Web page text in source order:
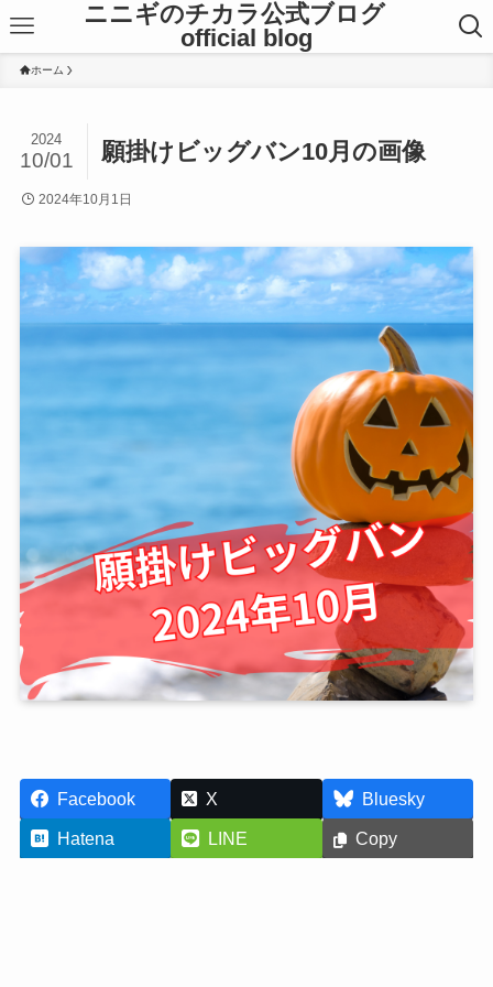
ニニギのチカラ公式ブログ
official blog
ホーム
願掛けビッグバン10月の画像
2024
10/01
2024年10月1日
Facebook X
Bluesky
Hatena
LINE Copy